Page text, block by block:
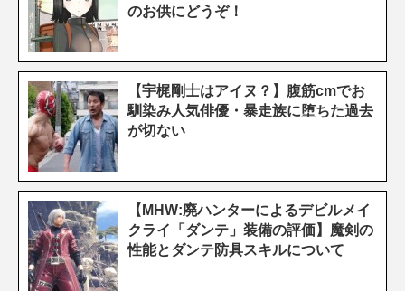
のお供にどうぞ！
【宇梶剛士はアイヌ？】腹筋cmでお
馴染み人気俳優・暴走族に堕ちた過去
が切ない
【MHW:廃ハンターによるデビルメイ
クライ「ダンテ」装備の評価】魔剣の
性能とダンテ防具スキルについて